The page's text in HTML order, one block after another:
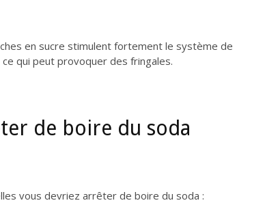
en sucre stimulent fortement le système de
ce qui peut provoquer des fringales.
de boire du soda
vous devriez arrêter de boire du soda :